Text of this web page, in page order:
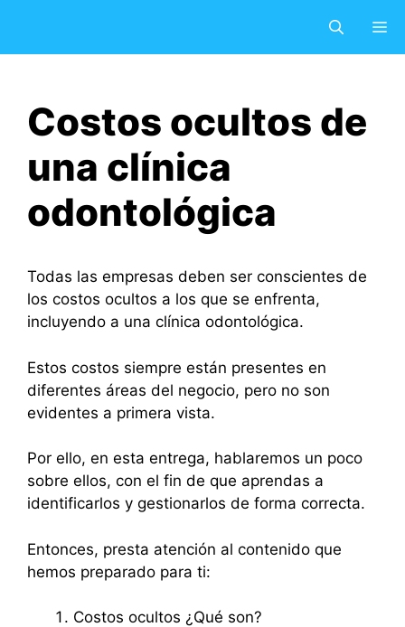
contenido
Costos ocultos de
una clínica
odontológica
Todas las empresas deben ser conscientes de
los costos ocultos a los que se enfrenta,
incluyendo a una clínica odontológica.
Estos costos siempre están presentes en
diferentes áreas del negocio, pero no son
evidentes a primera vista.
Por ello, en esta entrega, hablaremos un poco
sobre ellos, con el fin de que aprendas a
identificarlos y gestionarlos de forma correcta.
Entonces, presta atención al contenido que
hemos preparado para ti:
Costos ocultos ¿Qué son?